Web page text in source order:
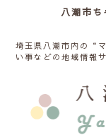
八潮市ち
埼玉県八潮市内の“
い事などの地域情報